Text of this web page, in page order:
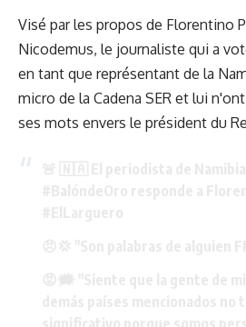
Visé par les propos de Florentino
Nicodemus, le journaliste qui a
en tant que représentant de la
micro de la Cadena SER et lui
ses mots envers le président du